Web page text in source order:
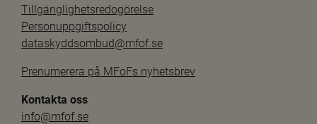
Tillgänglighetsredogörelse
Personuppgiftspolicy
dataskyddsombud@mfof.se
Prenumerera på MFoFs nyhetsbrev
Kontakta oss
info@mfof.se